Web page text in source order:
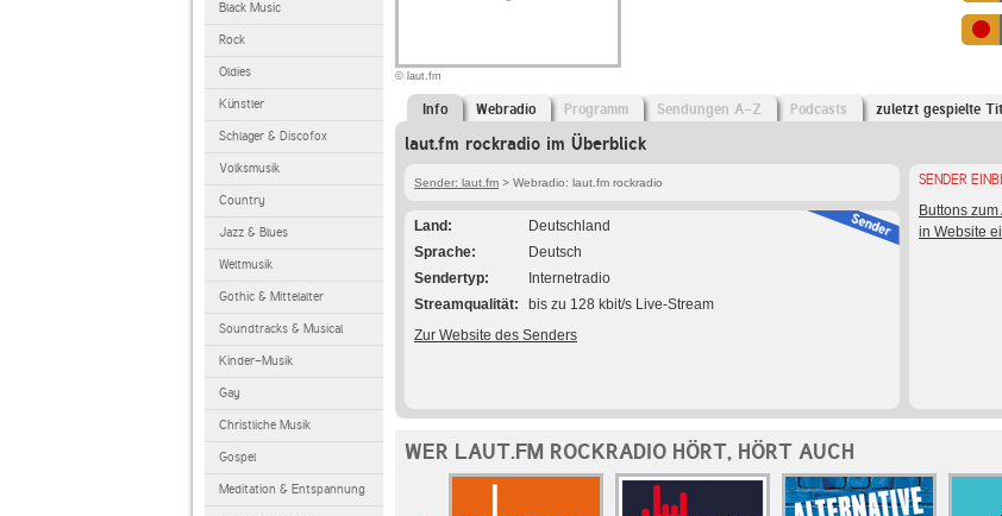
Black Music
Rock
Oldies
Künstler
Schlager & Discofox
Volksmusik
Country
Jazz & Blues
Weltmusik
Gothic & Mittelalter
Soundtracks & Musical
Kinder-Musik
Gay
Christliche Musik
Gospel
Meditation & Entspannung
© laut.fm
Info Webradio Programm Sendungen A-Z Podcasts zuletzt gespielte
laut.fm rockradio im Überblick
Sender: laut.fm > Webradio: laut.fm rockradio
Land
Deutschland
Sprache
Deutsch
Sendertyp
Internetradio
Streamqualität
bis zu 128 kbit/s Live-Stream
Zur Website des Senders
SENDER
Buttons
in Website
WER LAUT.FM ROCKRADIO HÖRT, HÖRT AUCH